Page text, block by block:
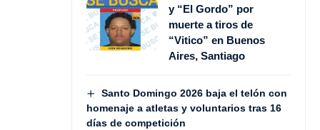
y “El Gordo” por
muerte a tiros de
“Vitico” en Buenos
Aires, Santiago
Santo Domingo 2026 baja el telón con
homenaje a atletas y voluntarios tras 16
días de competición